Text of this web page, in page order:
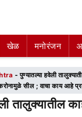
खेळ मनोरंजन
खेळ मनोरंजन
-पुण्यातल्या हवेली
करोनामुळे सील ; वाचा काय आहे
तालुक्यातील